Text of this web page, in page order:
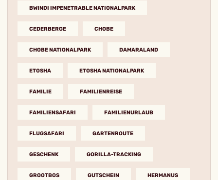
BWINDI IMPENETRABLE NATIONALPARK
CEDERBERGE CHOBE
CHOBE NATIONALPARK DAMARALAND
ETOSHA ETOSHA NATIONALPARK
FAMILIE FAMILIENREISE
FAMILIENSAFARI FAMILIENURLAUB
FLUGSAFARI GARTENROUTE
GESCHENK GORILLA-TRACKING
GROOTBOS GUTSCHEIN HERMANUS